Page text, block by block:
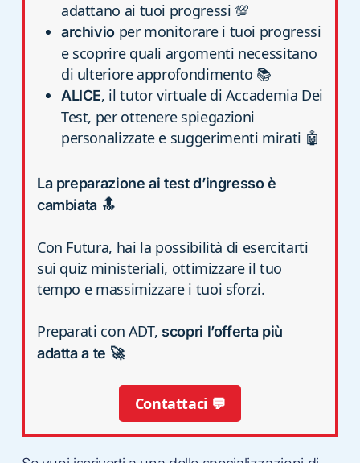
adattano ai tuoi progressi 💯
archivio per monitorare i tuoi progressi
e scoprire quali argomenti necessitano
di ulteriore approfondimento 📚
ALICE, il tutor virtuale di Accademia Dei
Test, per ottenere spiegazioni
personalizzate e suggerimenti mirati 🤖
La preparazione ai test d’ingresso è
cambiata 🔝
Con Futura, hai la possibilità di esercitarti
sui quiz ministeriali, ottimizzare il tuo
tempo e massimizzare i tuoi sforzi.
Preparati con ADT, scopri l’offerta più
adatta a te 🚀
Contattaci 💬